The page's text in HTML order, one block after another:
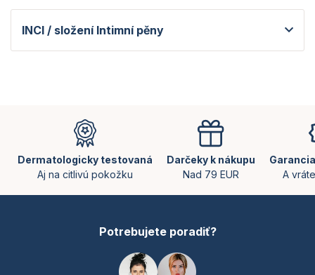
INCI / složení Intimní pěny
Dermatologicky testovaná
Aj na citlivú pokožku
Darčeky k nákupu
Nad 79 EUR
A
Potrebujete poradiť?